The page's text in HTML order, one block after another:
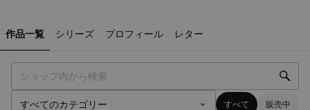
作品一覧 シリーズ プロフィール レター
すべて 販売中